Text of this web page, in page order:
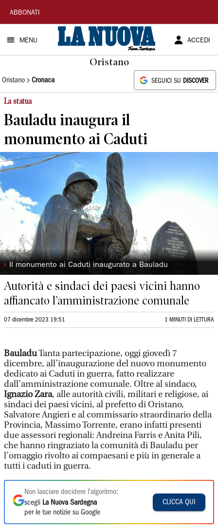
La
Nuova
Sardegna
ABBONATI
MENU ACCEDI
Oristano
Oristano Cronaca SEGUICI SU DISCOVER
La statua
Bauladu inaugura il
monumento ai Caduti
◗ Il monumento ai Caduti inaugurato a Bauladu
Autorità e sindaci dei paesi vicini hanno
affiancato l’amministrazione comunale
07 dicembre 2023 19:51 1 MINUTI DI LETTURA
BauladuTanta partecipazione, oggi giovedì 7
dicembre, all’inaugurazione del nuovo monumento
dedicato ai Caduti in guerra, fatto realizzare
dall’amministrazione comunale. Oltre al sindaco,
Ignazio Zara, alle autorità civili, militari e religiose, ai
sindaci dei paesi vicini, al prefetto di Oristano,
Salvatore Angieri e al commissario straordinario della
Provincia, Massimo Torrente, erano infatti presenti
due assessori regionali: Andreina Farris e Anita Pili,
che hanno ringraziato la comunità di Bauladu per
l’omaggio rivolto ai compaesani e più in generale a
tutti i caduti in guerra.
Non lasciare decidere l'algoritmo:
scegli La Nuova Sardegna
per le tue notizie su Google
CLICCA QUI